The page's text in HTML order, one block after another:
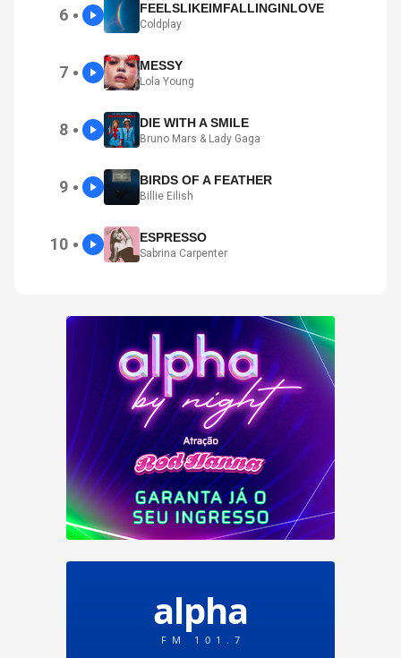
6 ● FEELSLIKEIMFALLINGINLOVE
Coldplay
7 ● MESSY
Lola Young
8 ● DIE WITH A SMILE
Bruno Mars & Lady Gaga
9 ● BIRDS OF A FEATHER
Billie Eilish
10 ● ESPRESSO
Sabrina Carpenter